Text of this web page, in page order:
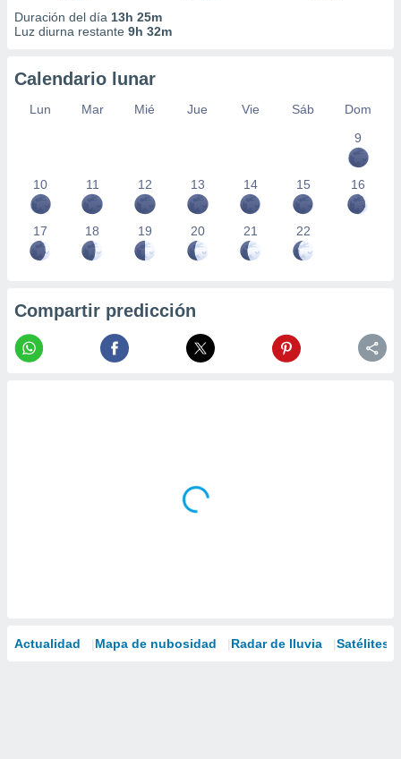
Duración del día 13h 25m
Luz diurna restante 9h 32m
Calendario lunar
Lun Mar Mié Jue Vie Sáb
Dom
9
10 11 12 13 14 15 16
17 18 19 20 21 22
Compartir predicción
Actualidad Mapa de nubosidad Radar de lluvia Satélites